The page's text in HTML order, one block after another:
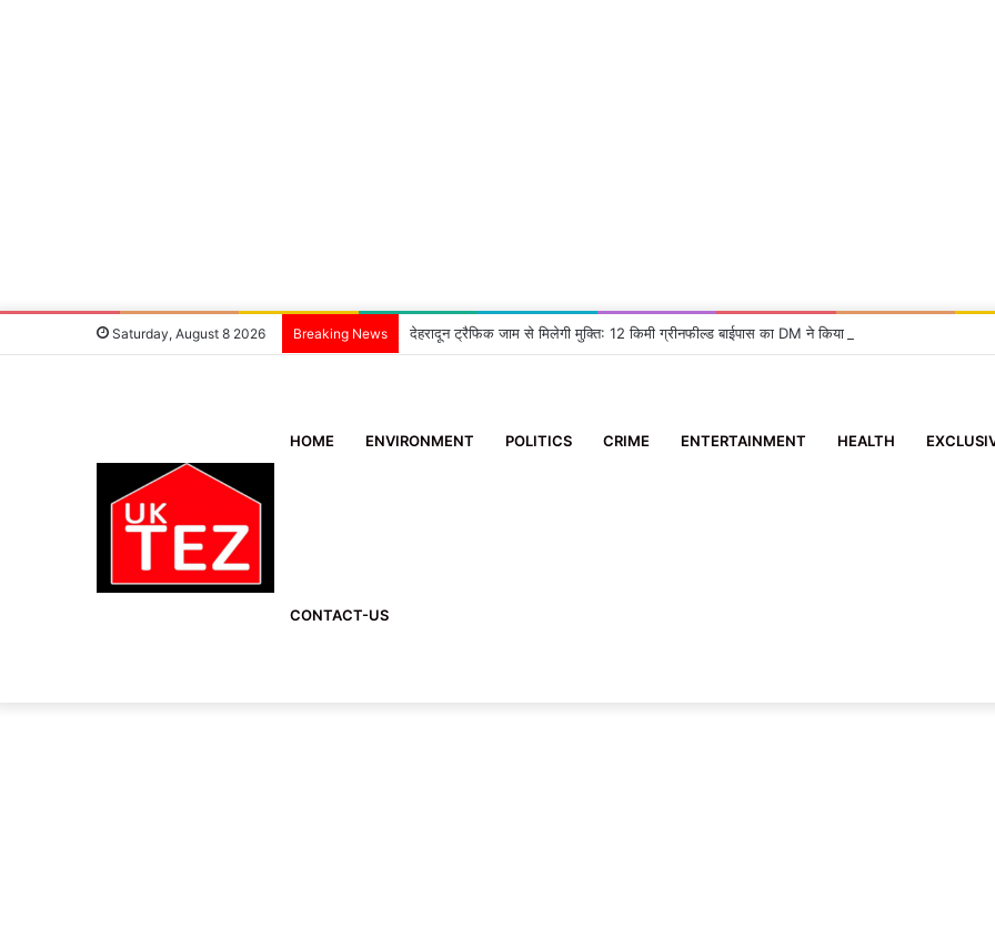
Saturday, August 8 2026 Breaking News देहरादून ट्रैफिक जाम से मिलेगी मुक्ति: 12 किमी ग्रीनफील्ड बाईपास का DM ने किया निरीक्षण, दिए सख्त निर्देश
HOME ENVIRONMENT POLITICS CRIME ENTERTAINMENT HEALTH
CONTACT-US